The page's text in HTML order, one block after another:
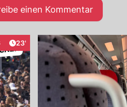
einen Kommentar
Artikel veröffentlicht:
23'